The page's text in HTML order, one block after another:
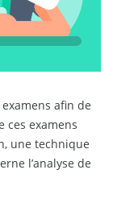
afin de
ces examens
une technique
l’analyse de